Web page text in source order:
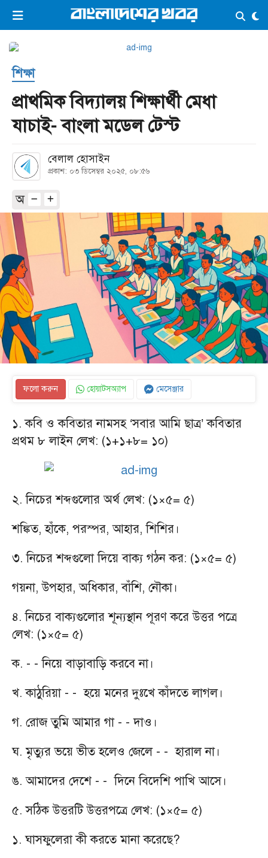
ভিডিও ই-পেপার লগইন ×
প্রচ্ছদ
সর্বশেষ
সব বিভাগ
আর্কাইভ
কনভার্টার
শিক্ষা
প্রাথমিক বিদ্যালয় শিক্ষার্থী মেধা
যাচাই- বাংলা মডেল টেস্ট
বেলাল হোসাইন
প্রকাশ: ০৩ ডিসেম্বর ২০২৫, ০৮:৫৬
অ
ফলো করুন হোয়াটসঅ্যাপ মেসেঞ্জার
১. কবি ও কবিতার নামসহ ‘সবার আমি ছাত্র’ কবিতার
প্রথম ৮ লাইন লেখ: (১+১+৮= ১০)
২. নিচের শব্দগুলোর অর্থ লেখ: (১×৫= ৫)
শঙ্কিত, হাঁকে, পরস্পর, আহার, শিশির।
৩. নিচের শব্দগুলো দিয়ে বাক্য গঠন কর: (১×৫= ৫)
গয়না, উপহার, অধিকার, বাঁশি, নৌকা।
৪. নিচের বাক্যগুলোর শূন্যস্থান পূরণ করে উত্তর পত্রে
লেখ: (১×৫= ৫)
ক. - - নিয়ে বাড়াবাড়ি করবে না।
খ. কাঠুরিয়া - - হয়ে মনের দুঃখে কাঁদতে লাগল।
গ. রোজ তুমি আমার গা - - দাও।
ঘ. মৃত্যুর ভয়ে ভীত হলেও জেলে - - হারাল না।
ঙ. আমাদের দেশে - - দিনে বিদেশি পাখি আসে।
৫. সঠিক উত্তরটি উত্তরপত্রে লেখ: (১×৫= ৫)
১. ঘাসফুলেরা কী করতে মানা করেছে?